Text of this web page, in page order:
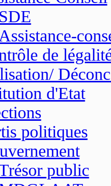
SDE
Assistance-
de
d'Etat
politiques
public